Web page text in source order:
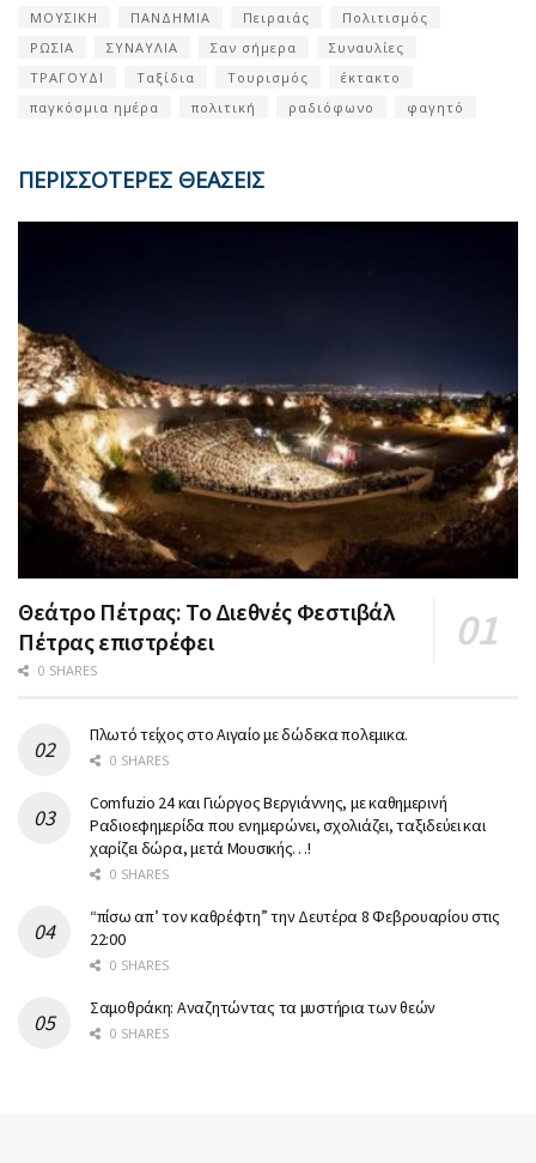
ΜΟΥΣΙΚΗ ΠΑΝΔΗΜΙΑ Πειραιάς
Πολιτισμός
ΡΩΣΙΑ
ΣΥΝΑΥΛΙΑ Σαν σήμερα
Συναυλίες
ΤΡΑΓΟΥΔΙ
Ταξίδια Τουρισμός
έκτακτο
παγκόσμια ημέρα
πολιτική ραδιόφωνο φαγητό
ΠΕΡΙΣΣΟΤΕΡΕΣ ΘΕΑΣΕΙΣ
Θεάτρο Πέτρας: Το Διεθνές Φεστιβάλ
Πέτρας επιστρέφει
0 SHARES
Πλωτό τείχος στο Αιγαίο με δώδεκα πολεμικα.
0 SHARES
Comfuzio 24 και Γιώργος Βεργιάννης, με καθημερινή
Ραδιοεφημερίδα που ενημερώνει, σχολιάζει, ταξιδεύει και
χαρίζει δώρα, μετά Μουσικής…!
0 SHARES
“πίσω απ’ τον καθρέφτη” την Δευτέρα 8 Φεβρουαρίου στις
22:00
0 SHARES
Σαμοθράκη: Αναζητώντας τα μυστήρια των θεών
0 SHARES